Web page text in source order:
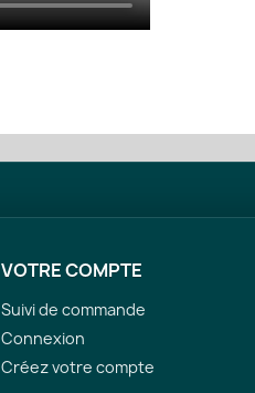
VOTRE COMPTE
Suivi de commande
Connexion
Créez votre compte